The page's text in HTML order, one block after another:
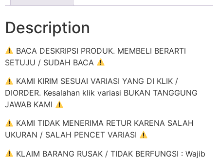
Description
BACA DESKRIPSI PRODUK. MEMBELI BERARTI
SETUJU / SUDAH BACA
KAMI KIRIM SESUAI VARIASI YANG DI KLIK /
DIORDER. Kesalahan klik variasi BUKAN TANGGUNG
JAWAB KAMI
KAMI TIDAK MENERIMA RETUR KARENA SALAH
UKURAN / SALAH PENCET VARIASI
KLAIM BARANG RUSAK / TIDAK BERFUNGSI : Wajib